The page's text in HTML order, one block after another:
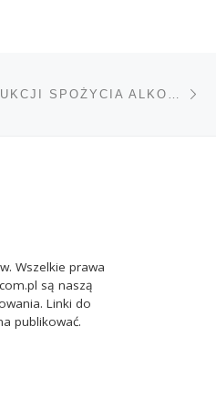
Wszelkie prawa
są naszą
Linki do
publikować.